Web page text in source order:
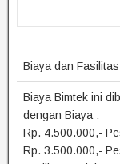
Biaya dan
Biaya Bimtek ini
dengan Biaya :
Rp. 4.500.000,-
Rp. 3.500.000,-